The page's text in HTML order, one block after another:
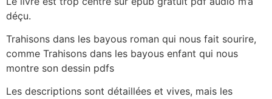
déçu.
Trahisons dans les bayous roman qui nous fait sourire,
comme Trahisons dans les bayous enfant qui nous
montre son dessin pdfs
Les descriptions sont détaillées et vives, mais les